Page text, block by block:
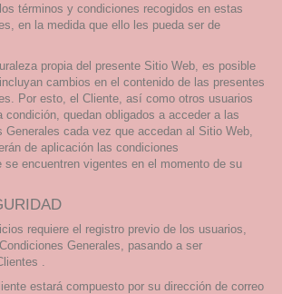
términos y condiciones recogidos en estas
en la medida que ello les pueda ser de
propia del presente Sitio Web, es posible
cambios en el contenido de las presentes
Por esto, el Cliente, así como otros usuarios
condición, quedan obligados a acceder a las
Generales cada vez que accedan al Sitio Web,
de aplicación las condiciones
se encuentren vigentes en el momento de su
requiere el registro previo de los usuarios,
Generales, pasando a ser
.
estará compuesto por su dirección de correo